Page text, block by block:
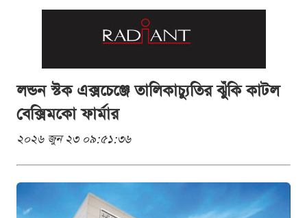
লন্ডন স্টক এক্সচেঞ্জে তালিকাচ্যুতির ঝুঁকি কাটল
বেক্সিমকো ফার্মার
২০২৬ জুন ২৩ ০৯:৫১:৩৬